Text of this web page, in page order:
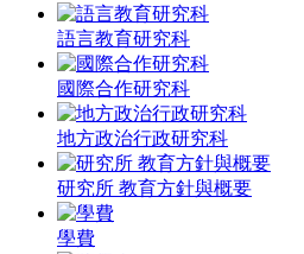
語言教育研究科
國際合作研究科
地方政治行政研究科
研究所 教育方針與概要
學費